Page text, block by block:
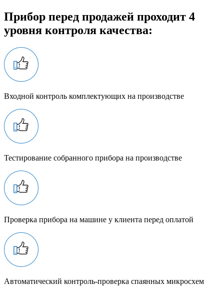
Прибор перед продажей проходит 4
уровня контроля качества:
Входной контроль комплектующих на производстве
Тестирование собранного прибора на производстве
Проверка прибора на машине у клиента перед оплатой
Автоматический контроль-проверка спаянных микросхем